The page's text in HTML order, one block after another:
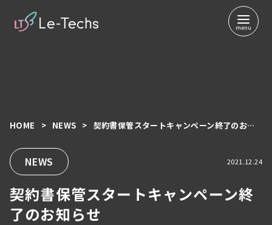
契約書保管スタートキャンペーン終
了のお知らせ
2021.12.24
NEWS
HOME NEWS 契約書保管スタートキャンペーン終了のお知らせ